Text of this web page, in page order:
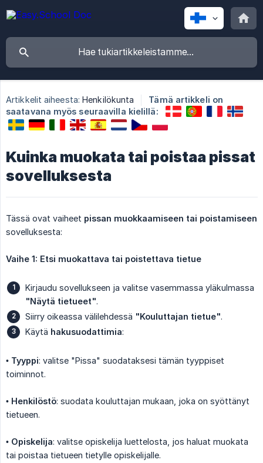
Artikkelit aiheesta: Henkilökunta
Tämä artikkeli on
saatavana myös seuraavilla kielillä:
Kuinka muokata tai poistaa pissat
sovelluksesta
Tässä ovat vaiheet pissan muokkaamiseen tai poistamiseen
sovelluksesta:
Vaihe 1: Etsi muokattava tai poistettava tietue
Kirjaudu sovellukseen ja valitse vasemmassa yläkulmassa
"Näytä tietueet".
Siirry oikeassa välilehdessä "Kouluttajan tietue".
Käytä hakusuodattimia:
• Tyyppi: valitse "Pissa" suodataksesi tämän tyyppiset
toiminnot.
• Henkilöstö: suodata kouluttajan mukaan, joka on syöttänyt
tietueen.
• Opiskelija: valitse opiskelija luettelosta, jos haluat muokata
tai poistaa tietueen tietylle opiskelijalle.